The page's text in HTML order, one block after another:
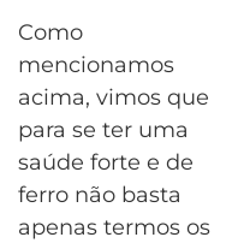
Como
mencionamos
acima, vimos que
para se ter uma
saúde forte e de
ferro não basta
apenas termos os